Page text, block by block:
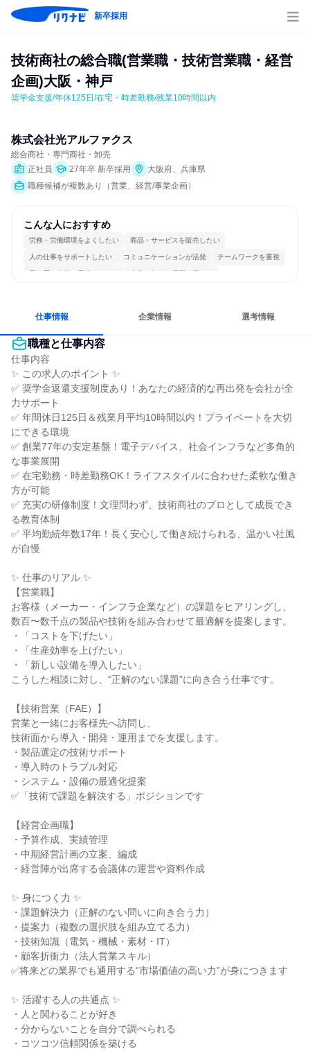
新卒採用
技術商社の総合職(営業職・技術営業職・経営
企画)大阪・神戸
奨学金支援/年休125日/在宅・時差勤務/残業10時間以内
株式会社光アルファクス
総合商社・専門商社・卸売
正社員
27年卒 新卒採用
大阪府、兵庫県
職種候補が複数あり（営業、経営/事業企画）
こんな人におすすめ
労務・労働環境をよくしたい 商品・サービスを販売したい
人の仕事をサポートしたい コミュニケーションが活発 チームワークを重視
長く同じ会社に居続けられる 自分の好きな場所で働ける
仕事情報 企業情報 選考情報
職種と仕事内容
仕事内容
✨ この求人のポイント ✨
✅ 奨学金返還支援制度あり！あなたの経済的な再出発を会社が全
力サポート
✅ 年間休日125日＆残業月平均10時間以内！プライベートを大切
にできる環境
✅ 創業77年の安定基盤！電子デバイス、社会インフラなど多角的
な事業展開
✅ 在宅勤務・時差勤務OK！ライフスタイルに合わせた柔軟な働き
方が可能
✅ 充実の研修制度！文理問わず、技術商社のプロとして成長でき
る教育体制
✅ 平均勤続年数17年！長く安心して働き続けられる、温かい社風
が自慢
✨ 仕事のリアル ✨
【営業職】
お客様（メーカー・インフラ企業など）の課題をヒアリングし、
数百〜数千点の製品や技術を組み合わせて最適解を提案します。
・「コストを下げたい」
・「生産効率を上げたい」
・「新しい設備を導入したい」
こうした相談に対し、“正解のない課題”に向き合う仕事です。
【技術営業（FAE）】
営業と一緒にお客様先へ訪問し、
技術面から導入・開発・運用までを支援します。
・製品選定の技術サポート
・導入時のトラブル対応
・システム・設備の最適化提案
✅「技術で課題を解決する」ポジションです
【経営企画職】
・予算作成、実績管理
・中期経営計画の立案、編成
・経営陣が出席する会議体の運営や資料作成
✨ 身につく力 ✨
・課題解決力（正解のない問いに向き合う力）
・提案力（複数の選択肢を組み立てる力）
・技術知識（電気・機械・素材・IT）
・顧客折衝力（法人営業スキル）
✅将来どの業界でも通用する“市場価値の高い力”が身につきます
✨ 活躍する人の共通点 ✨
・人と関わることが好き
・分からないことを自分で調べられる
・コツコツ信頼関係を築ける